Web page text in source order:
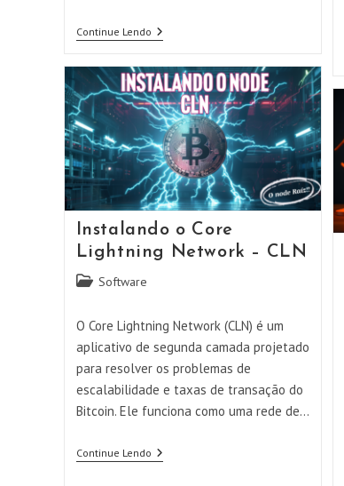
Continue LendoInstalando
E
O
Cartão
REDOTPAY
!!
Deixando
O
TAXXAD
Longe
De
Vc!!
Instalando o Core
Lightning Network – CLN
Categoria
post:
Software
O Core Lightning Network (CLN) é um
aplicativo de segunda camada projetado
para resolver os problemas de
escalabilidade e taxas de transação do
Bitcoin. Ele funciona como uma rede de…
Continue LendoInstalando
O